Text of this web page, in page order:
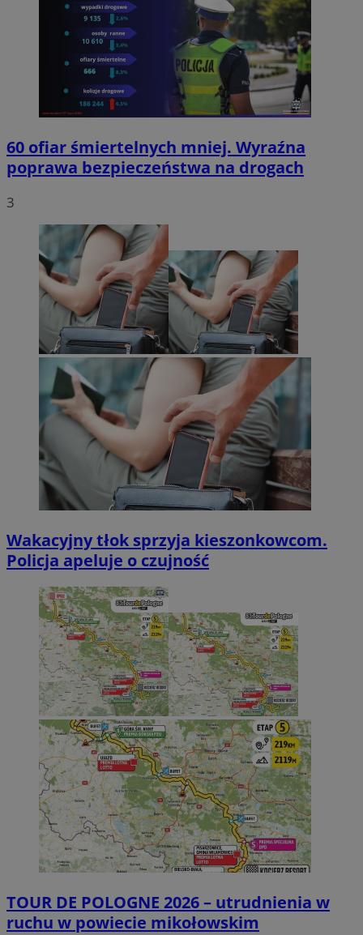
60 ofiar śmiertelnych mniej. Wyraźna
poprawa bezpieczeństwa na drogach
3
Wakacyjny tłok sprzyja kieszonkowcom.
Policja apeluje o czujność
TOUR DE POLOGNE 2026 – utrudnienia w
ruchu w powiecie mikołowskim